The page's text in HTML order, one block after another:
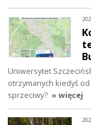
Uniwersytet
otrzymanych kiedyś
sprzeciwy? » więcej